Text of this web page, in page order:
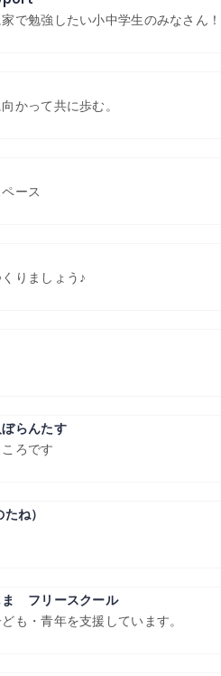
で勉強したい小中学生のみなさん！
かって共に歩む。
ース
りましょう♪
らんたす
ろです
ね）
ま フリースクール
も・青年を支援しています。